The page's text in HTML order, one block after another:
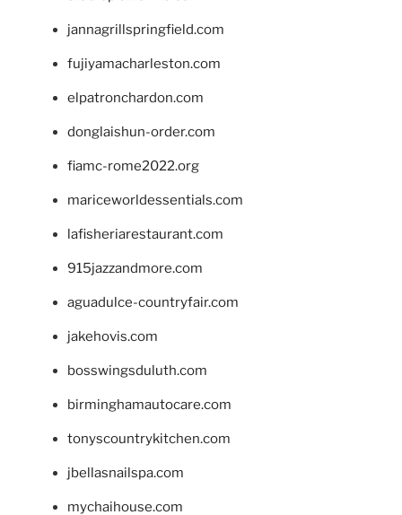
jannagrillspringfield.com
fujiyamacharleston.com
elpatronchardon.com
donglaishun-order.com
fiamc-rome2022.org
mariceworldessentials.com
lafisheriarestaurant.com
915jazzandmore.com
aguadulce-countryfair.com
jakehovis.com
bosswingsduluth.com
birminghamautocare.com
tonyscountrykitchen.com
jbellasnailspa.com
mychaihouse.com